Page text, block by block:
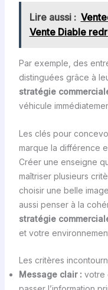
Lire aussi :
Vente Diable
Par exemple, des
distinguées grâce à
stratégie
véhicule
Les clés pour
marque la différence
Créer une enseigne
maîtriser plusieurs
choisir une belle
aussi penser à la
stratégie
et votre
Les critères
Message clair : votre